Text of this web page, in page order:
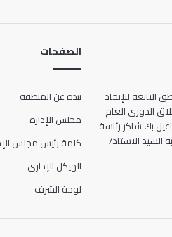
التابعة للإتحاد
عام 1943 م قبل إنطلاق الدورى العام
م ، وتولى إسماعيل بك شاكر رئاسة
تبرع به السيد الاستاذ/
الصفحات
نبذة عن المنطقة
مجلس الإدارة
كلمة رئيس مجلس
الهيكل الإدارى
لوحة الشرف